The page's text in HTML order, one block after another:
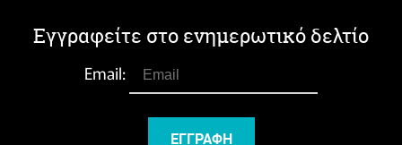
Εγγραφείτε στο ενημερωτικό δελτίο
Email: